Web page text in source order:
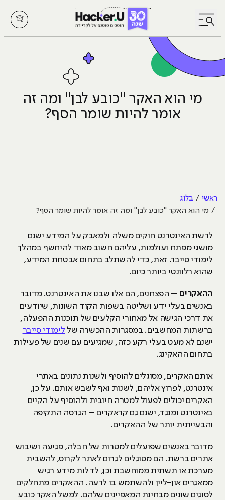
לחץ לפתיחת/סגירת תפריט
מי הוא האקר "כובע לבן" ומה זה
אומר להיות שומר הסף?
ראשי
בלוג
מי הוא האקר "כובע לבן" ומה זה אומר להיות שומר הסף?
לרשת האינטרנט חוקים משלה ולמאבק על המידע ישנם
מושגי מפתח ועולמות, עליהם חשוב מאוד להיחשף במהלך
לימודי סייבר. זאת, כדי להשתלב בתחום אבטחת המידע,
שהוא רלוונטי ביותר כיום.
ההאקרים – הפצחנים, הם אלו שבנו את האינטרנט. מדובר
באנשים בעלי ידע ושליטה בשפות הקוד השונות, שיודעים
את דרכי הגישה אל מאחורי הקלעים של תוכנות ההפעלה,
ברשתות המחשבים. במסגרות ההכשרה של לימודי סייבר
ישנם לא מעט בעלי רקע כזה, שמגיעים עם שנים של פעילות
בתחום ההאקינג.
אותם האקרים, מסוגלים להוסיף ולשנות נתונים באתרי
אינטרנט, לפרוץ אליהם, לשנות ואף לשבש אותם. על כן,
האקרים יכולים לפעול למטרה חיובית ולהוסיף על הקיים
באינטרנט ומנגד, ישנם גם קראקרים – הגרסה התקיפה
והבעייתית יותר של ההאקרים.
מדובר באנשים שפועלים למטרות של חבלה, פגיעה ושיבוש
אתרים ברשת. הם מסוגלים לגרום לאתר לקרוס, להשבית
מערכת או תשתית ממוחשבת וכן, לדלות מידע רגיש
ממאגרים און-ליין ולהשתמש בו לרעה. ההאקרים מתחלקים
לסוגים שונים מבחינת המאפיינים שלהם. למשל האקר כובע